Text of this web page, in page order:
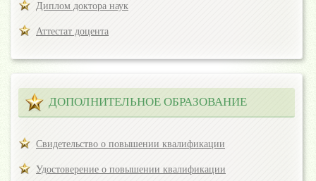
Диплом доктора наук
Аттестат доцента
ДОПОЛНИТЕЛЬНОЕ ОБРАЗОВАНИЕ
Свидетельство о повышении квалификации
Удостоверение о повышении квалификации